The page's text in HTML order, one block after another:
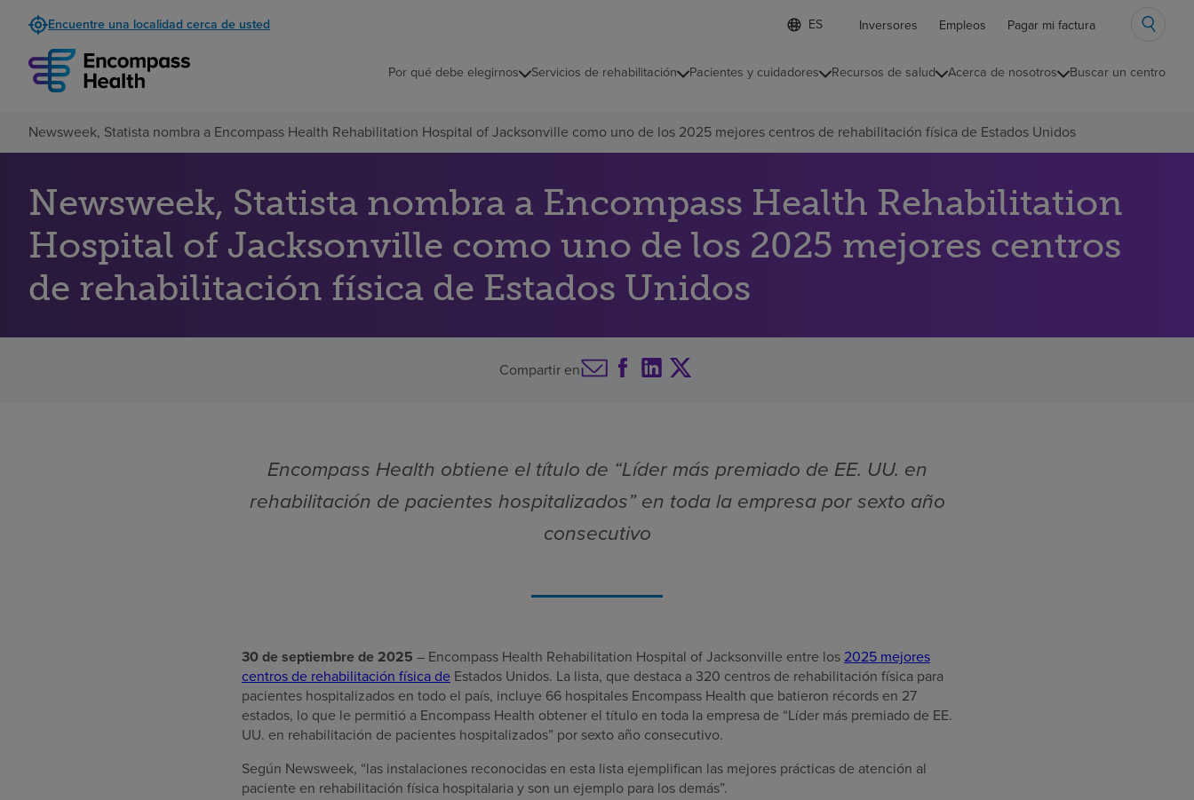
Encuentre una localidad cerca de usted
Lista
de
contraída
d
o
e
l
c
i
o
n
Inversores Empleos Pagar mi factura
Por qué debe elegirnos Servicios de rehabilitación Pacientes y cuidadores Recursos de salud Acerca de nosotros Buscar un centro
Newsweek, Statista nombra a Encompass Health Rehabilitation Hospital of Jacksonville como uno de los 2025 mejores centros de rehabilitación física de Estados Unidos
Newsweek, Statista nombra a Encompass Health Rehabilitation
Hospital of Jacksonville como uno de los 2025 mejores centros
de rehabilitación física de Estados Unidos
Compartir en
Encompass Health obtiene el título de “Líder más premiado de EE. UU. en
rehabilitación de pacientes hospitalizados” en toda la empresa por sexto año
consecutivo
30 de septiembre de 2025 – Encompass Health Rehabilitation Hospital of Jacksonville entre los 2025 mejores
centros de rehabilitación física de Estados Unidos. La lista, que destaca a 320 centros de rehabilitación física para
pacientes hospitalizados en todo el país, incluye 66 hospitales Encompass Health que batieron récords en 27
estados, lo que le permitió a Encompass Health obtener el título en toda la empresa de “Líder más premiado de EE.
UU. en rehabilitación de pacientes hospitalizados” por sexto año consecutivo.
Según Newsweek, “las instalaciones reconocidas en esta lista ejemplifican las mejores prácticas de atención al
paciente en rehabilitación física hospitalaria y son un ejemplo para los demás”.